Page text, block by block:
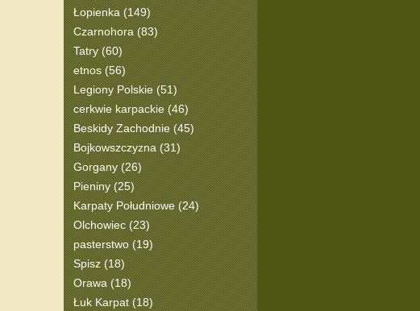
Łopienka (149)
Czarnohora (83)
Tatry (60)
etnos (56)
Legiony Polskie (51)
cerkwie karpackie (46)
Beskidy Zachodnie (45)
Bojkowszczyzna (31)
Gorgany (26)
Pieniny (25)
Karpaty Południowe (24)
Olchowiec (23)
pasterstwo (19)
Spisz (18)
Orawa (18)
Łuk Karpat (18)